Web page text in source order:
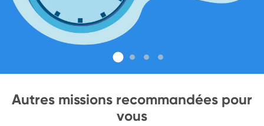
Autres missions recommandées pour
vous